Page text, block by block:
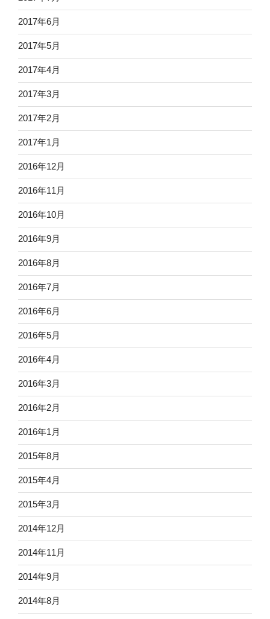
2017年6月
2017年5月
2017年4月
2017年3月
2017年2月
2017年1月
2016年12月
2016年11月
2016年10月
2016年9月
2016年8月
2016年7月
2016年6月
2016年5月
2016年4月
2016年3月
2016年2月
2016年1月
2015年8月
2015年4月
2015年3月
2014年12月
2014年11月
2014年9月
2014年8月